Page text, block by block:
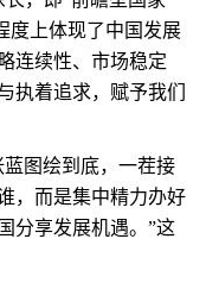
度上体现了中国发展
连续性、市场稳定
执着追求，赋予我们
图绘到底，一茬接
，而是集中精力办好
分享发展机遇。”这